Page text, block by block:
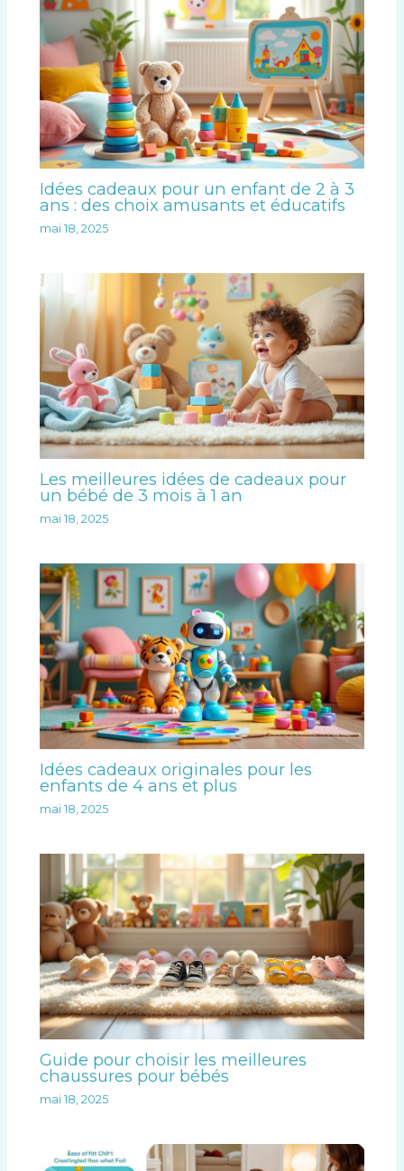
Idées cadeaux pour un enfant de 2 à 3
ans : des choix amusants et éducatifs
mai 18, 2025
Les meilleures idées de cadeaux pour
un bébé de 3 mois à 1 an
mai 18, 2025
Idées cadeaux originales pour les
enfants de 4 ans et plus
mai 18, 2025
Guide pour choisir les meilleures
chaussures pour bébés
mai 18, 2025